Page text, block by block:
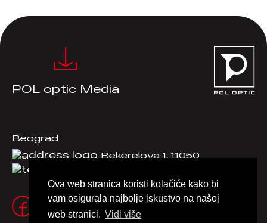
Ova web stranica koristi kolačiće kako bi
vam osigurala najbolje iskustvo na našoj
web stranici. Vidi više
POL optic Media
Beograd
Bekerelova 1, 11050